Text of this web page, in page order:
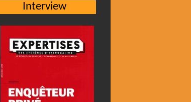
Interview